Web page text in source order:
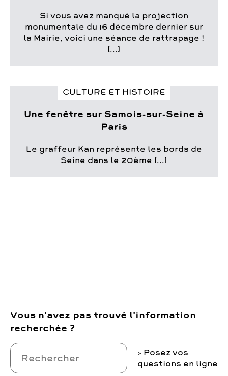
Si vous avez manqué la projection
monumentale du 16 décembre dernier sur
la Mairie, voici une séance de rattrapage !
[...]
CULTURE ET HISTOIRE
Une fenêtre sur Samois-sur-Seine à
Paris
Le graffeur Kan représente les bords de
Seine dans le 20ème [...]
Vous n'avez pas trouvé l'information
recherchée ?
Posez vos
questions en ligne